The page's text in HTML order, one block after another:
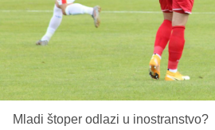
Mladi štoper odlazi u inostranstvo?